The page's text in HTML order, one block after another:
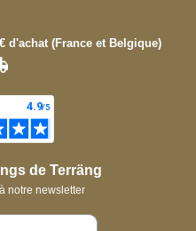
d'achat (France et Belgique)
de Terräng
notre newsletter